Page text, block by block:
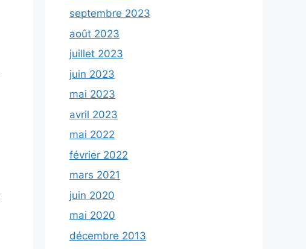
septembre 2023
août 2023
juillet 2023
juin 2023
mai 2023
avril 2023
mai 2022
février 2022
mars 2021
juin 2020
mai 2020
décembre 2013